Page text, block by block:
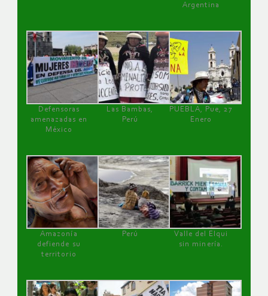
Argentina
Defensoras
amenazadas en
México
Las Bambas,
Perú
PUEBLA, Pue, 27
Enero
Amazonía
defiende su
territorio
Perú
Valle del Elqui
sin minería.